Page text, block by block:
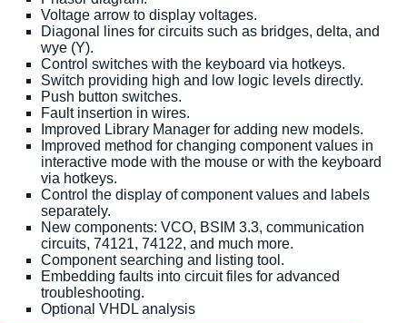
Voltage arrow to display voltages.
Diagonal lines for circuits such as bridges, delta, and
wye (Y).
Control switches with the keyboard via hotkeys.
Switch providing high and low logic levels directly.
Push button switches.
Fault insertion in wires.
Improved Library Manager for adding new models.
Improved method for changing component values in
interactive mode with the mouse or with the keyboard
via hotkeys.
Control the display of component values and labels
separately.
New components: VCO, BSIM 3.3, communication
circuits, 74121, 74122, and much more.
Component searching and listing tool.
Embedding faults into circuit files for advanced
troubleshooting.
Optional VHDL analysis